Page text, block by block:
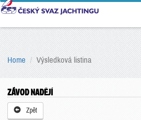
Home Výsledková listina
ZÁVOD NADĚJÍ
Zpět